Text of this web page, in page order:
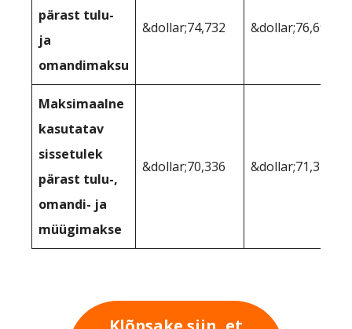
pärast tulu-
ja
omandimaksu
&dollar;74,732 &dollar;76,690
Maksimaalne
kasutatav
sissetulek
pärast tulu-,
omandi- ja
müügimakse
&dollar;70,336 &dollar;71,347